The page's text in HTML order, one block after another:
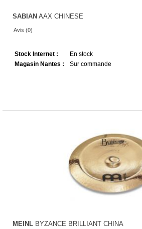
SABIAN AAX CHINESE
Avis (0)
Stock Internet :
En stock
Magasin Nantes :
Sur commande
MEINL BYZANCE BRILLIANT CHINA